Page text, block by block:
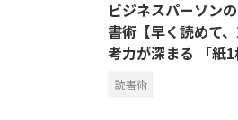
ビジネスパーソン
書術【早く読めて
考力が深まる 「紙1
読書術